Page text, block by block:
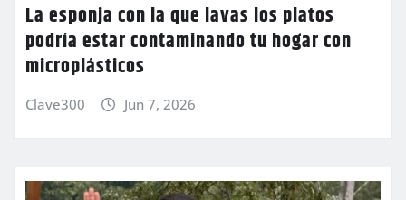
La esponja con la que lavas los platos
podría estar contaminando tu hogar con
microplásticos
Clave300 Jun 7, 2026